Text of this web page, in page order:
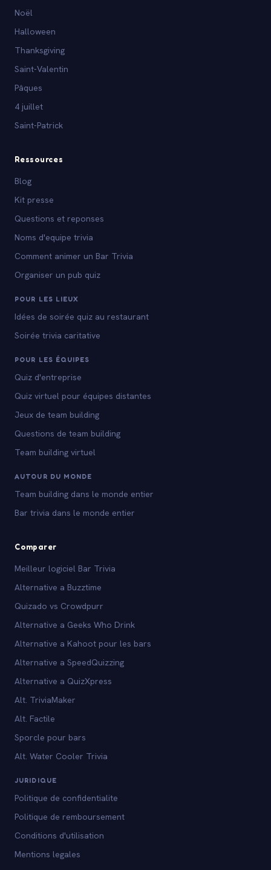
Noël
Halloween
Thanksgiving
Saint-Valentin
Pâques
4 juillet
Saint-Patrick
Ressources
Blog
Kit presse
Questions et reponses
Noms d'equipe trivia
Comment animer un Bar Trivia
Organiser un pub quiz
POUR LES LIEUX
Idées de soirée quiz au restaurant
Soirée trivia caritative
POUR LES ÉQUIPES
Quiz d'entreprise
Quiz virtuel pour équipes distantes
Jeux de team building
Questions de team building
Team building virtuel
AUTOUR DU MONDE
Team building dans le monde entier
Bar trivia dans le monde entier
Comparer
Meilleur logiciel Bar Trivia
Alternative a Buzztime
Quizado vs Crowdpurr
Alternative a Geeks Who Drink
Alternative a Kahoot pour les bars
Alternative a SpeedQuizzing
Alternative a QuizXpress
Alt. TriviaMaker
Alt. Factile
Sporcle pour bars
Alt. Water Cooler Trivia
JURIDIQUE
Politique de confidentialite
Politique de remboursement
Conditions d'utilisation
Mentions legales